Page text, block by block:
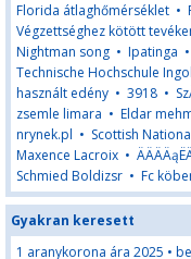
Florida átlaghőmérséklet •
Végzettséghez kötött
Nightman song • Ipatinga •
Technische Hochschule
használt edény • 3918 •
zsemle limara • Eldar
nrynek.pl • Scottish
Maxence Lacroix •
Schmied Boldizsr • Fc
Gyakran keresett
1 aranykorona ára 2025 •